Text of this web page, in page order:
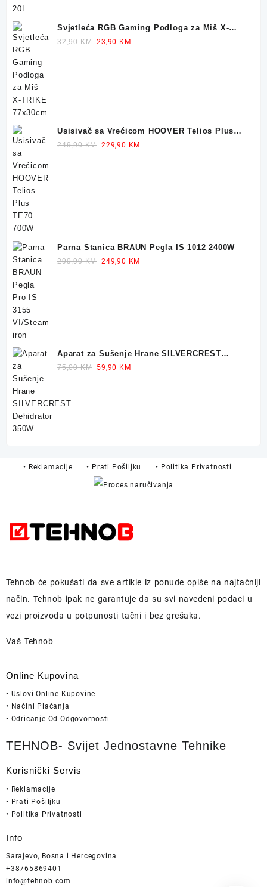
Svjetleća RGB Gaming Podloga za Miš X-
TRIKE 77x30cm
32,90KM Original
23,90 KMCurrent
Usisivač sa Vrećicom HOOVER Telios Plus
TE70 700W
249,90KM Original
229,90 KM
Parna Stanica BRAUN Pegla IS 1012 2400W
299,90KM Original
249,90 KM
Aparat za Sušenje Hrane SILVERCREST
Dehidrator 350W
75,00KM
Original
59,90 KMCurrent
• Reklamacije • Prati Pošiljku • Politika Privatnosti
Tehnob će pokušati da sve artikle iz ponude opiše na najtačniji
način. Tehnob ipak ne garantuje da su svi navedeni podaci u
vezi proizvoda u potpunosti tačni i bez grešaka.
Vaš Tehnob
Online Kupovina
• Uslovi Online Kupovine
• Načini Plaćanja
• Odricanje Od Odgovornosti
TEHNOB- Svijet Jednostavne Tehnike
Korisnički Servis
• Reklamacije
• Prati Pošiljku
• Politika Privatnosti
Info
Sarajevo, Bosna i Hercegovina
+38765869401
info@tehnob.com